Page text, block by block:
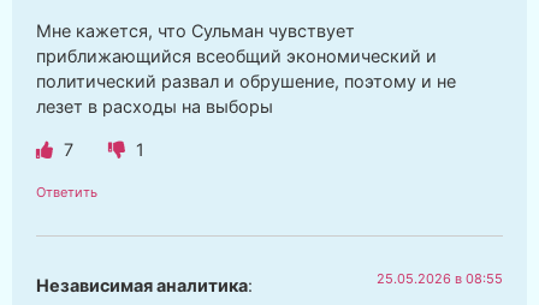
Мне кажется, что Сульман чувствует
приближающийся всеобщий экономический и
политический развал и обрушение, поэтому и не
лезет в расходы на выборы
7 1
Ответить
Независимая аналитика: 25.05.2026 в 08:55